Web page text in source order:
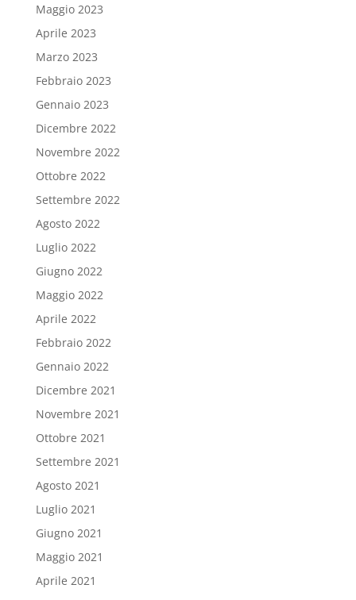
Maggio 2023
Aprile 2023
Marzo 2023
Febbraio 2023
Gennaio 2023
Dicembre 2022
Novembre 2022
Ottobre 2022
Settembre 2022
Agosto 2022
Luglio 2022
Giugno 2022
Maggio 2022
Aprile 2022
Febbraio 2022
Gennaio 2022
Dicembre 2021
Novembre 2021
Ottobre 2021
Settembre 2021
Agosto 2021
Luglio 2021
Giugno 2021
Maggio 2021
Aprile 2021